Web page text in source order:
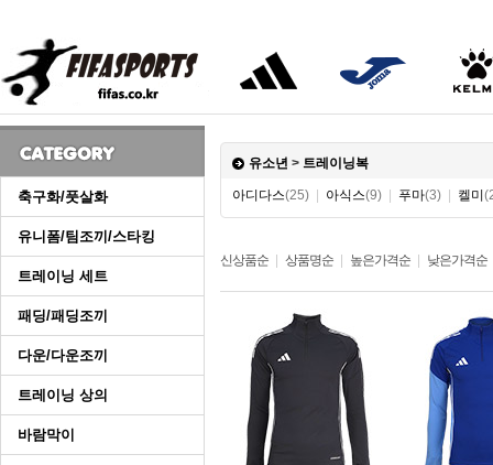
축구화/풋살화
유니폼/팀조끼/스타킹
트레이닝 세트
패딩/패딩조끼
다운/다운조끼
트레이닝 상의
바람막이
유소년 > 트레이닝복
아디다스(25) 아식스(9) 푸마(3) 켈미
신상품순 상품명순 높은가격순 낮은가격순